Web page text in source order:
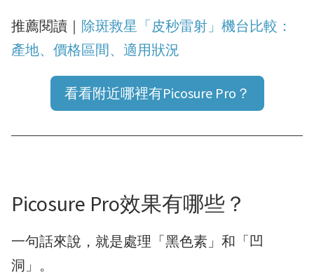
推薦閱讀｜ 除斑救星「皮秒雷射」機台比較：
產地、價格區間、適用狀況
看看附近哪裡有Picosure Pro？
Picosure Pro效果有哪些？
一句話來說，就是處理「黑色素」和「凹
洞」。